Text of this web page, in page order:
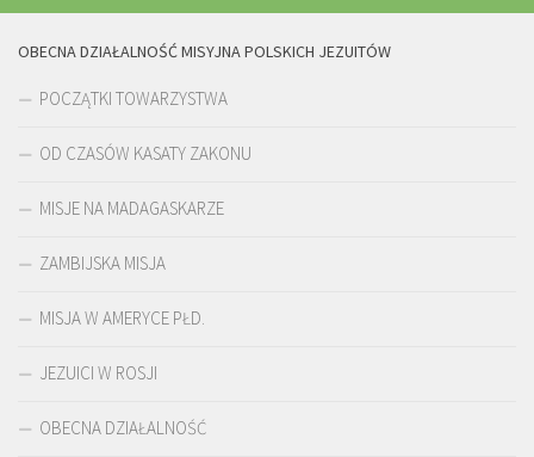
OBECNA DZIAŁALNOŚĆ MISYJNA POLSKICH JEZUITÓW
POCZĄTKI TOWARZYSTWA
OD CZASÓW KASATY ZAKONU
MISJE NA MADAGASKARZE
ZAMBIJSKA MISJA
MISJA W AMERYCE PŁD.
JEZUICI W ROSJI
OBECNA DZIAŁALNOŚĆ